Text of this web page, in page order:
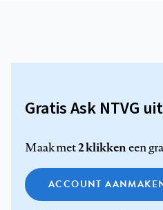
Gratis Ask NTVG
Maak met2 klikkeneen
ACCOUNT